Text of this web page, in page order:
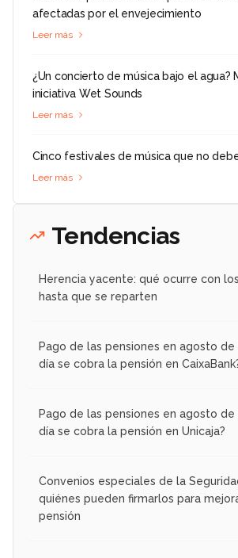
afectadas por el envejecimiento
Leer más
¿Un concierto de música bajo el agua?
iniciativa Wet Sounds
Leer más
Cinco festivales de música que no
Leer más
Tendencias
Herencia yacente: qué ocurre con
hasta que se reparten
Pago de las pensiones en agosto de
día se cobra la pensión en
Pago de las pensiones en agosto de
día se cobra la pensión en Unicaja?
Convenios especiales de la
quiénes pueden firmarlos para
pensión